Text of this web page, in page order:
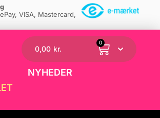
VISA, Mastercard,
0,00 kr.
0
NYHEDER